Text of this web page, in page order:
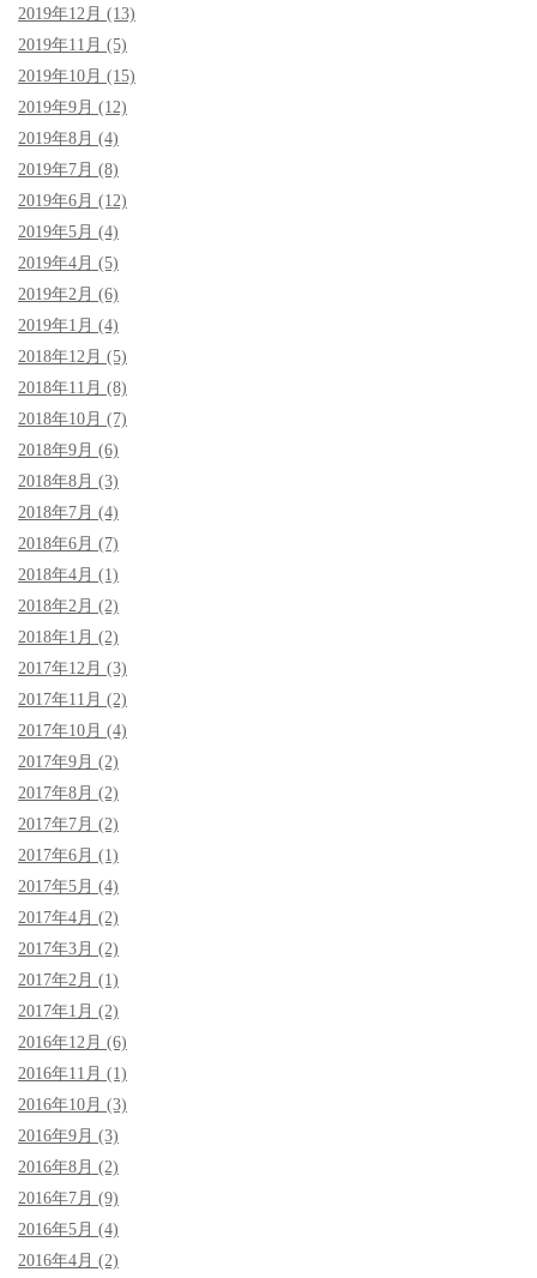
2019年12月 (13)
2019年11月 (5)
2019年10月 (15)
2019年9月 (12)
2019年8月 (4)
2019年7月 (8)
2019年6月 (12)
2019年5月 (4)
2019年4月 (5)
2019年2月 (6)
2019年1月 (4)
2018年12月 (5)
2018年11月 (8)
2018年10月 (7)
2018年9月 (6)
2018年8月 (3)
2018年7月 (4)
2018年6月 (7)
2018年4月 (1)
2018年2月 (2)
2018年1月 (2)
2017年12月 (3)
2017年11月 (2)
2017年10月 (4)
2017年9月 (2)
2017年8月 (2)
2017年7月 (2)
2017年6月 (1)
2017年5月 (4)
2017年4月 (2)
2017年3月 (2)
2017年2月 (1)
2017年1月 (2)
2016年12月 (6)
2016年11月 (1)
2016年10月 (3)
2016年9月 (3)
2016年8月 (2)
2016年7月 (9)
2016年5月 (4)
2016年4月 (2)